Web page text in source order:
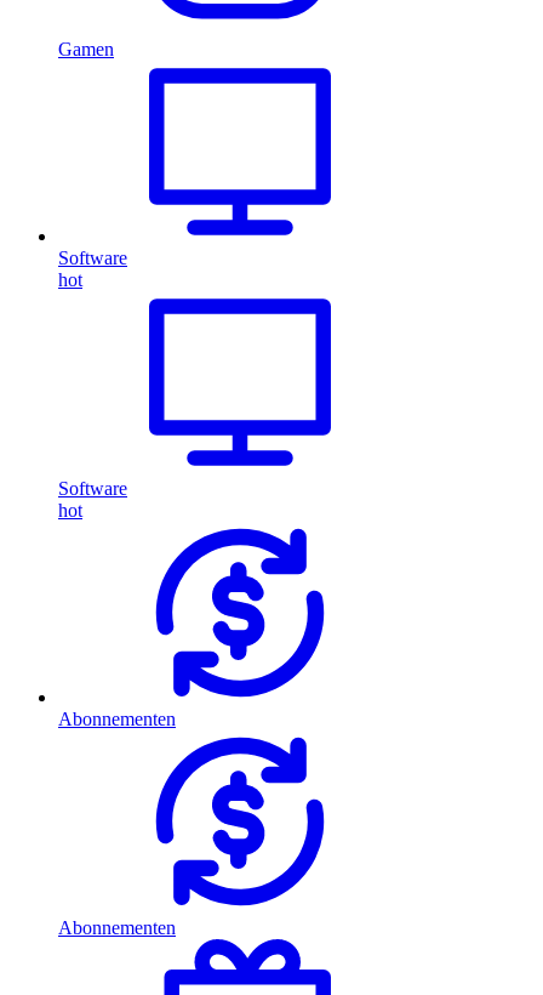
Gamen
Software
hot
Software
hot
Abonnementen
Abonnementen